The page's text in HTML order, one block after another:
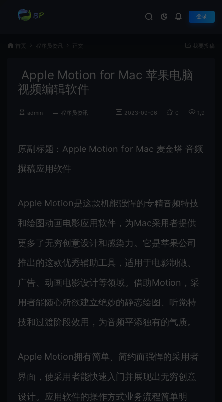
登录
首页 程序员资讯 正文 我要投稿
Apple Motion for Mac 苹果电脑
视频编辑软件
admin 程序员资讯 2023-09-06 0 1,995
原副标题：Apple Motion for Mac 麦金塔 音频
撰稿应用软件
Apple Motion是这款机能强悍的专精音频特技
和绘图动画电影应用软件，为Mac采用者提供
更多了无穷创意设计和感染力。它是苹果公司
推出的这款优秀辅助工具，适用于电影制做、
广告、动画电影设计等领域。借助Motion，采
用者能随心所欲建立绝妙的静态绘图、听觉特
技和过渡阶段效用，为音频平添独有的气质。
Apple Motion拥有简单、简约而强悍的采用者
界面，使采用者能快速入门并展现出无穷创意
设计。应用软件的操作方式业务流程简单明